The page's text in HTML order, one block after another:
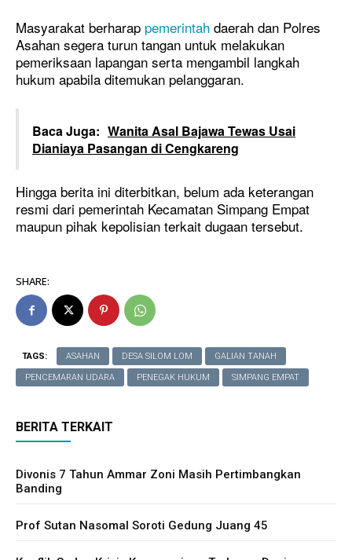
Masyarakat berharap pemerintah daerah dan Polres
Asahan segera turun tangan untuk melakukan
pemeriksaan lapangan serta mengambil langkah
hukum apabila ditemukan pelanggaran.
Baca Juga: Wanita Asal Bajawa Tewas Usai
Dianiaya Pasangan di Cengkareng
Hingga berita ini diterbitkan, belum ada keterangan
resmi dari pemerintah Kecamatan Simpang Empat
maupun pihak kepolisian terkait dugaan tersebut.
SHARE:
TAGS: ASAHAN DESA SILOM LOM GALIAN TANAH
PENCEMARAN UDARA PENEGAK HUKUM SIMPANG EMPAT
BERITA TERKAIT
Divonis 7 Tahun Ammar Zoni Masih Pertimbangkan
Banding
Prof Sutan Nasomal Soroti Gedung Juang 45